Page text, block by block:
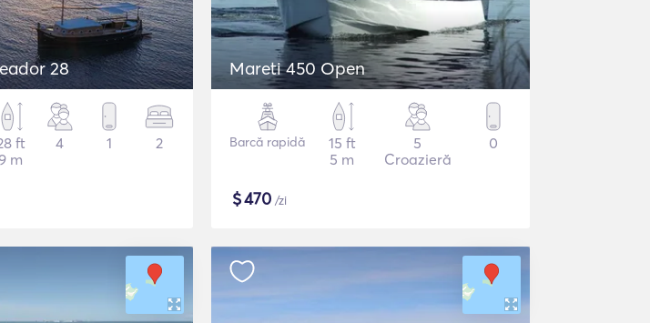
28
ft
m
4 1 2
Mareti 450 Open
Barcă rapidă
15 ft
5 m
5
Croazieră
0
$470 /zi